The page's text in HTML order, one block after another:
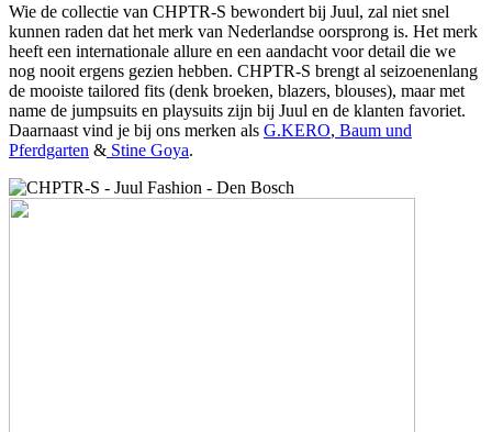
Wie de collectie van CHPTR-S bewondert bij Juul, zal niet snel
kunnen raden dat het merk van Nederlandse oorsprong is. Het merk
heeft een internationale allure en een aandacht voor detail die we
nog nooit ergens gezien hebben. CHPTR-S brengt al seizoenenlang
de mooiste tailored fits (denk broeken, blazers, blouses), maar met
name de jumpsuits en playsuits zijn bij Juul en de klanten favoriet.
Daarnaast vind je bij ons merken als G.KERO, Baum und
Pferdgarten & Stine Goya.